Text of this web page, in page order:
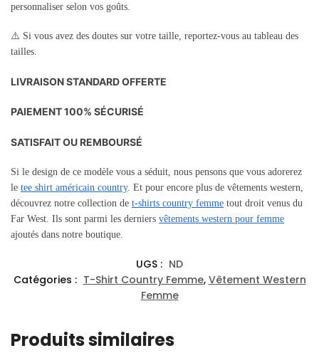
personnaliser selon vos goûts.
⚠️ Si vous avez des doutes sur votre taille, reportez-vous au tableau des
tailles.
LIVRAISON STANDARD OFFERTE
PAIEMENT 100% SÉCURISÉ
SATISFAIT OU REMBOURSÉ
Si le design de ce modèle vous a séduit, nous pensons que vous adorerez
le tee shirt américain country. Et pour encore plus de vêtements western,
découvrez notre collection de t-shirts country femme tout droit venus du
Far West. Ils sont parmi les derniers vêtements western pour femme
ajoutés dans notre boutique.
UGS : ND
Catégories : T-Shirt Country Femme, Vêtement Western
Femme
Produits similaires